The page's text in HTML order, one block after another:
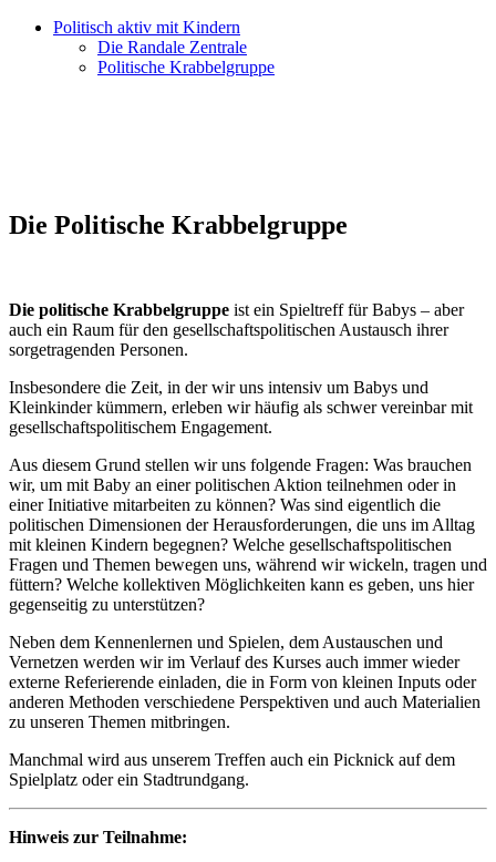
Politisch aktiv mit Kindern
Die Randale Zentrale
Politische Krabbelgruppe
Die Politische Krabbelgruppe
Die politische Krabbelgruppe ist ein Spieltreff für Babys – aber
auch ein Raum für den gesellschaftspolitischen Austausch ihrer
sorgetragenden Personen.
Insbesondere die Zeit, in der wir uns intensiv um Babys und
Kleinkinder kümmern, erleben wir häufig als schwer vereinbar mit
gesellschaftspolitischem Engagement.
Aus diesem Grund stellen wir uns folgende Fragen: Was brauchen
wir, um mit Baby an einer politischen Aktion teilnehmen oder in
einer Initiative mitarbeiten zu können? Was sind eigentlich die
politischen Dimensionen der Herausforderungen, die uns im Alltag
mit kleinen Kindern begegnen? Welche gesellschaftspolitischen
Fragen und Themen bewegen uns, während wir wickeln, tragen und
füttern? Welche kollektiven Möglichkeiten kann es geben, uns hier
gegenseitig zu unterstützen?
Neben dem Kennenlernen und Spielen, dem Austauschen und
Vernetzen werden wir im Verlauf des Kurses auch immer wieder
externe Referierende einladen, die in Form von kleinen Inputs oder
anderen Methoden verschiedene Perspektiven und auch Materialien
zu unseren Themen mitbringen.
Manchmal wird aus unserem Treffen auch ein Picknick auf dem
Spielplatz oder ein Stadtrundgang.
Hinweis zur Teilnahme: